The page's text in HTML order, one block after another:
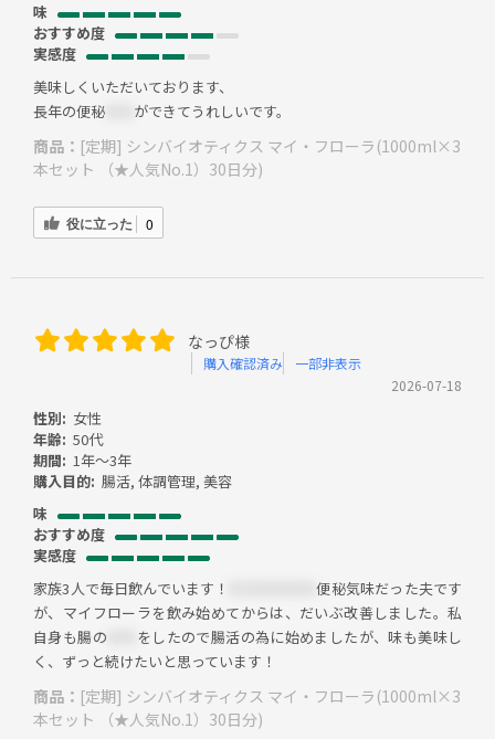
味
おすすめ度
実感度
美味しくいただいております、
長年の便秘
ができてうれしいです。
商品： [定期] シンバイオティクス マイ・フローラ(1000ml×3
本セット （★人気No.1）30日分)
役に立った 0
なっぴ様
購入確認済み
一部非表示
2026-07-18
性別: 女性
年齢: 50代
期間: 1年～3年
購入目的: 腸活, 体調管理, 美容
味
おすすめ度
実感度
家族3人で毎日飲んでいます！
＊＊＊＊＊＊便秘気味だった夫です
が、マイフローラを飲み始めてからは、だいぶ改善しました。私
自身も腸の
をしたので腸活の為に始めましたが、味も美味し
く、ずっと続けたいと思っています！
商品： [定期] シンバイオティクス マイ・フローラ(1000ml×3
本セット （★人気No.1）30日分)